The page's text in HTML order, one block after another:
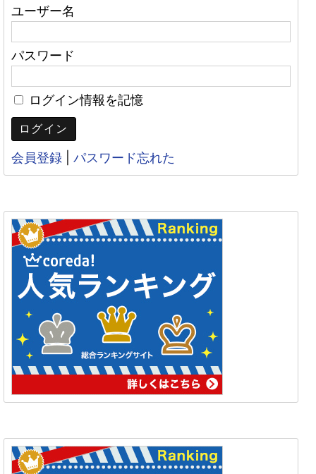
ユーザー名
パスワード
ログイン情報を記憶
会員登録 パスワード忘れた